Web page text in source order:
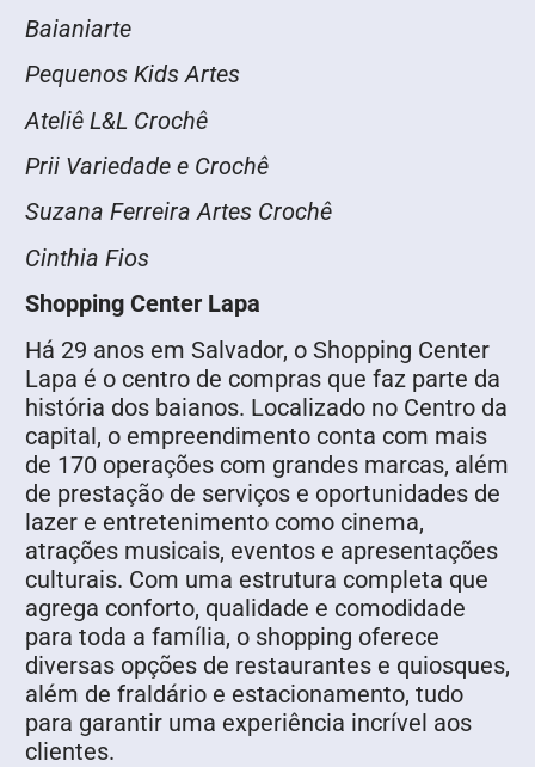
Baianiarte
Pequenos Kids Artes
Ateliê L&L Crochê
Prii Variedade e Crochê
Suzana Ferreira Artes Crochê
Cinthia Fios
Shopping Center Lapa
Há 29 anos em Salvador, o Shopping Center
Lapa é o centro de compras que faz parte da
história dos baianos. Localizado no Centro da
capital, o empreendimento conta com mais
de 170 operações com grandes marcas, além
de prestação de serviços e oportunidades de
lazer e entretenimento como cinema,
atrações musicais, eventos e apresentações
culturais. Com uma estrutura completa que
agrega conforto, qualidade e comodidade
para toda a família, o shopping oferece
diversas opções de restaurantes e quiosques,
além de fraldário e estacionamento, tudo
para garantir uma experiência incrível aos
clientes.